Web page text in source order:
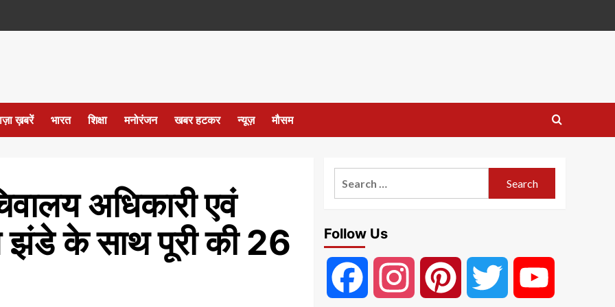
ख़बरें भारत शिक्षा मनोरंजन खबर हटकर न्यूज़ मौसम
अधिकारी एवं
झंडे के साथ पूरी की 26
Follow Us
Facebook Instagram Pinterest Twitter